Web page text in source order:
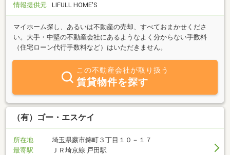
情報提供元
LIFULL HOME'S
マイホーム探し、あるいは不動産の売却、すべておまかせくださ
い。大手・中堅の不動産会社にあるようなよく分からない手数料
（住宅ローン代行手数料など）はいただきません。
この不動産会社が取り扱う
賃貸物件を探す
（有）ゴー・エスケイ
所在地
埼玉県蕨市錦町３丁目１０－１７
最寄駅
ＪＲ埼京線 戸田駅